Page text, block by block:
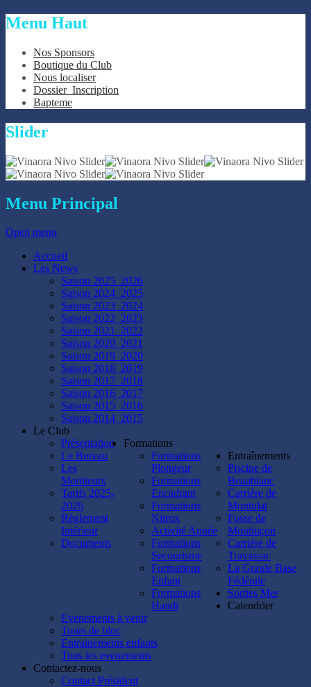
Menu Haut
Nos Sponsors
Boutique du Club
Nous localiser
Dossier_Inscription
Bapteme
Slider
Menu Principal
Open menu
Accueil
Les News
Saison 2025_2026
Saison 2024_2025
Saison 2023_2024
Saison 2022_2023
Saison 2021_2022
Saison 2020_2021
Saison 2019_2020
Saison 2018_2019
Saison 2017_2018
Saison 2016_2017
Saison 2015_2016
Saison 2014_2015
Le Club
Présentation
Le Bureau
Les
Moniteurs
Tarifs 2025-
2026
Règlement
Intérieur
Documents
Formations
Formations
Plongeur
Formations
Encadrant
Formations
Nitrox
Activité Apnée
Formations
Secourisme
Formations
Enfant
Formations
Handi
Entraînements
Piscine de
Beaublanc
Carrière de
Montulat
Fosse de
Montluçon
Carrière de
Travassac
La Graule Base
Fédérale
Sorties Mer
Calendrier
Evenements à venir
Tours de bloc
Entrainements enfants
Tous les evenements
Contactez-nous
Contact Président
précédente
précédent
suivante
suivant